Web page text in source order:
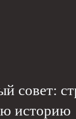
совет:
историю